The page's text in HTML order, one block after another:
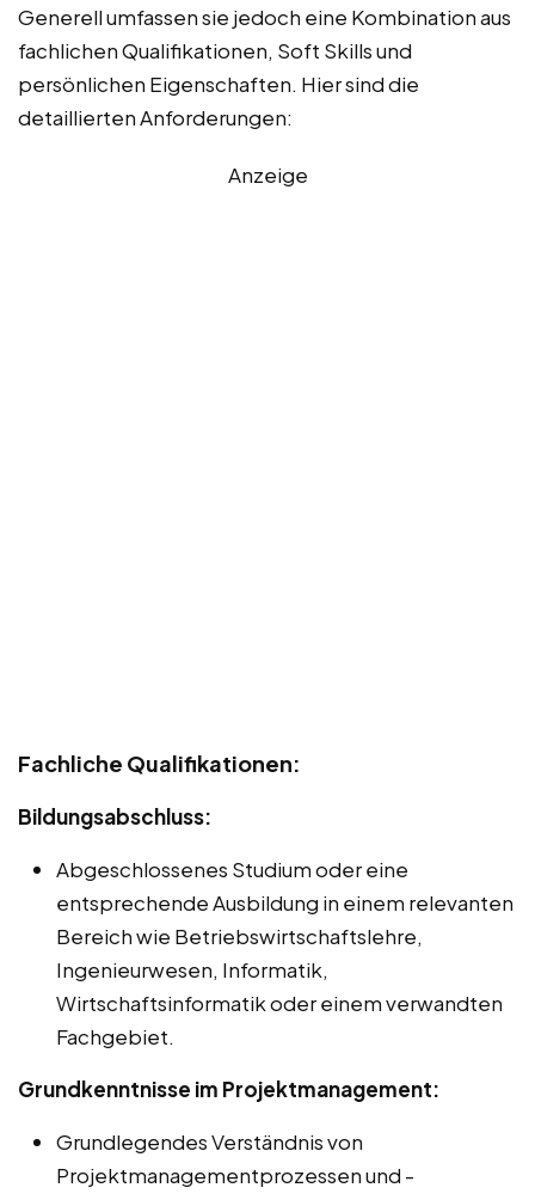
Generell umfassen sie jedoch eine Kombination aus
fachlichen Qualifikationen, Soft Skills und
persönlichen Eigenschaften. Hier sind die
detaillierten Anforderungen:
Anzeige
Fachliche Qualifikationen:
Bildungsabschluss:
Abgeschlossenes Studium oder eine
entsprechende Ausbildung in einem relevanten
Bereich wie Betriebswirtschaftslehre,
Ingenieurwesen, Informatik,
Wirtschaftsinformatik oder einem verwandten
Fachgebiet.
Grundkenntnisse im Projektmanagement:
Grundlegendes Verständnis von
Projektmanagementprozessen und -